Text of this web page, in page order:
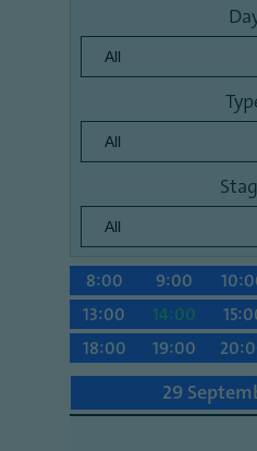
8:00 9:00
13:00
14:00
18:00
19:00
29